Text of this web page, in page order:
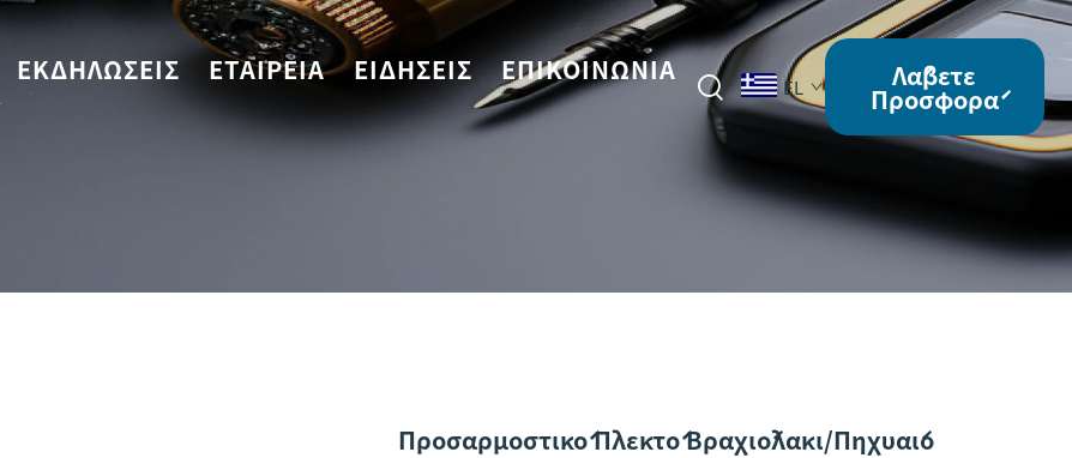
ΕΚΔΗΛΏΣΕΙΣ ΕΤΑΙΡΕΊΑ ΕΙΔΉΣΕΙΣ ΕΠΙΚΟΙΝΩΝΊΑ
EL Λάβετε
Προσφορά
Προσαρμοστικό Πλεκτό Βραχιόλακι/πηχυαίο